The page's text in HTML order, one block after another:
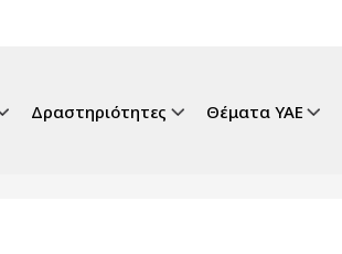
Δραστηριότητες Θέματα ΥΑΕ